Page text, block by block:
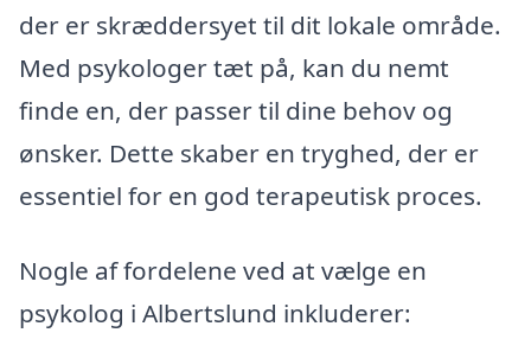
der er skræddersyet til dit lokale område.
Med psykologer tæt på, kan du nemt
finde en, der passer til dine behov og
ønsker. Dette skaber en tryghed, der er
essentiel for en god terapeutisk proces.
Nogle af fordelene ved at vælge en
psykolog i Albertslund inkluderer: